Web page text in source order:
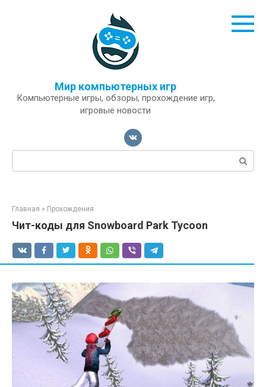
Мир компьютерных игр
Компьютерные игры, обзоры, прохождение игр,
игровые новости
Поиск:
Главная » Прохождения
Чит-коды для Snowboard Park Tycoon